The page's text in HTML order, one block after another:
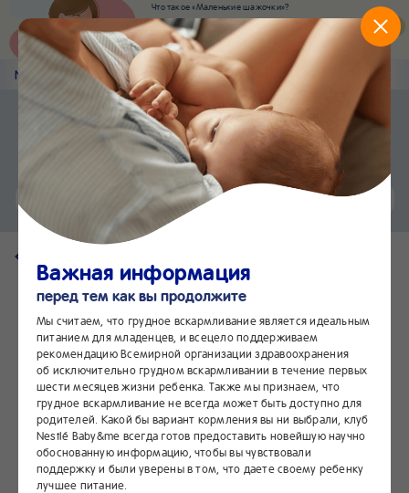
Что такое «Маленькие шажочки»?
Наш новый суперсервис для отслеживания
развития вашего малыша
Попробовать сейчас
Nestlé Baby &me Наши продукты
Приложение Nestlé Baby&me
Еще быстрее и удобнее
Установить
Чат24/7
Важная информация
перед тем как вы продолжите
Мы считаем, что грудное вскармливание является идеальным
питанием для младенцев, и всецело поддерживаем
рекомендацию Всемирной организации здравоохранения
об исключительно грудном вскармливании в течение первых
шести месяцев жизни ребенка. Также мы признаем, что
грудное вскармливание не всегда может быть доступно для
родителей. Какой бы вариант кормления вы ни выбрали, клуб
Nestlé Baby&me всегда готов предоставить новейшую научно
обоснованную информацию, чтобы вы чувствовали
поддержку и были уверены в том, что даете своему ребенку
лучшее питание.